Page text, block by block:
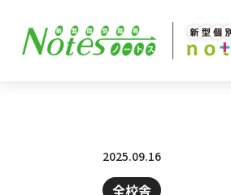
2025.09.16
全校舎